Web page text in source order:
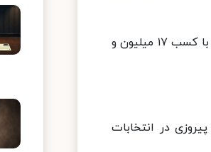
فرانس ۲۴ به نقل از جمال عرف، سخنگوی ستاد انتخابات وزارت کشور ایران گزارش داد: ابراهیم رئیسی با کسب ۱۷ میلیون و
رئیسی نیز با کسب اکثریت آراء (۶۵ درصد) به پیروزی در انتخابات